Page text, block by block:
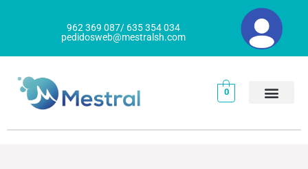
962 369 087/ 635 354 034
pedidosweb@mestralsh.com
0